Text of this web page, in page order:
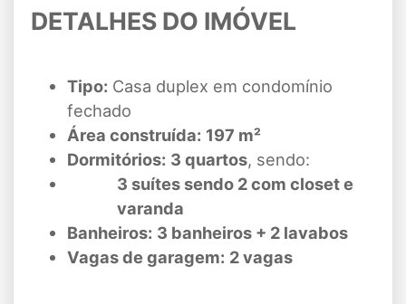
DETALHES DO IMÓVEL
Tipo: Casa duplex em condomínio
fechado
Área construída: 197 m²
Dormitórios: 3 quartos, sendo:
3 suítes sendo 2 com closet e
varanda
Banheiros: 3 banheiros + 2 lavabos
Vagas de garagem: 2 vagas